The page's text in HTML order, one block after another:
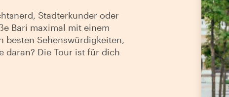
Stadterkunder oder
Bari maximal mit einem
besten Sehenswürdigkeiten,
daran? Die Tour ist für dich